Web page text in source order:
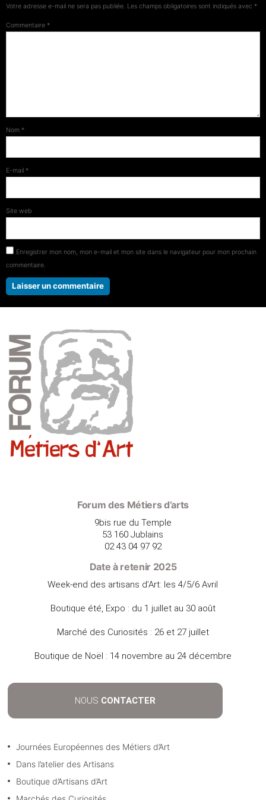
Votre adresse e-mail ne sera pas publiée. Les champs obligatoires sont indiqués avec *
Commentaire *
Nom *
E-mail *
Site web
Enregistrer mon nom, mon e-mail et mon site dans le navigateur pour mon prochain
commentaire.
Forum des Métiers d’arts
9bis rue du Temple
53 160 Jublains
02 43 04 97 92
Date à retenir 2025
Week-end des artisans d’Art: les 4/5/6 Avril
Boutique été, Expo : du 1 juillet au 30 août
Marché des Curiosités : 26 et 27 juillet
Boutique de Noël : 14 novembre au 24 décembre
NOUS CONTACTER
Journées Européennes des Métiers d’Art
Dans l’atelier des Artisans
Boutique d’Artisans d’Art